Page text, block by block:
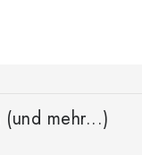
(und mehr...)